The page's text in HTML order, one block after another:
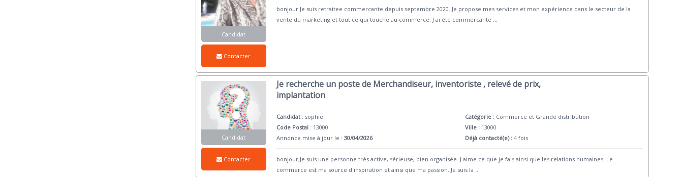
Candidat
Contacter
bonjour.Je suis retraitee commercante depuis septembre 2020..Je propose mes services et mon expérience dans le secteur de la
vente du marketing et tout ce qui touche au commerce. J ai été commercante ...
Candidat
Contacter
Je recherche un poste de Merchandiseur, inventoriste , relevé de prix,
implantation
Candidat : sophie
Code Postal : 13000
Annonce mise à jour le :30/04/2026
Catégorie : Commerce et Grande distribution
Ville : 13000
Déjà contacté(e) : 4 fois
bonjour,Je suis une personne très active, sérieuse, bien organisée. J aime ce que je fais ainsi que les relations humaines. Le
commerce est ma source d inspiration et ainsi que ma passion. Je suis la ...